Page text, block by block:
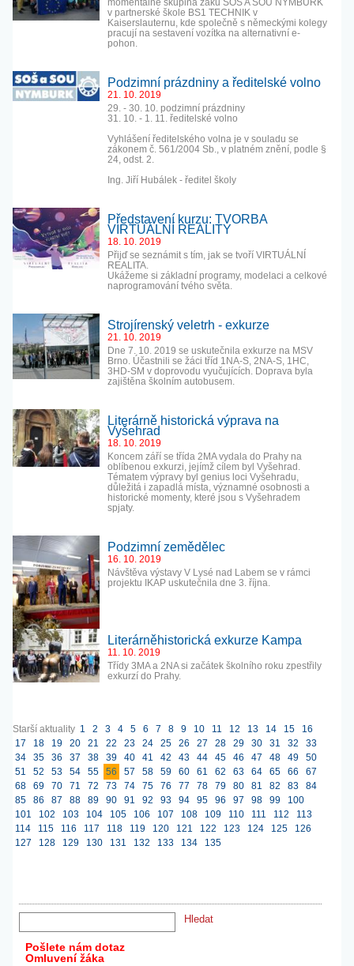
momentálně skupina žáků SOŠ A SOU NYMBURK
v partnerské škole BS1 TECHNIK v
Kaiserslauternu, kde společně s německými kolegy
pracují na sestavení vozítka na alternativní e-
pohon.
Podzimní prázdniny a ředitelské volno
21. 10. 2019
29. - 30. 10. podzimní prázdniny
31. 10. - 1. 11. ředitelské volno
Vyhlášení ředitelského volna je v souladu se
zákonem č. 561/2004 Sb., v platném znění, podle §
24, odst. 2.
Ing. Jiří Hubálek - ředitel školy
Představení kurzu: TVORBA
VIRTUÁLNÍ REALITY
18. 10. 2019
Přijď se seznámit s tím, jak se tvoří VIRTUÁLNÍ
REALITA.
Ukážeme si základní programy, modelaci a celkové
naprogramování tvého světa.
Strojírenský veletrh - exkurze
21. 10. 2019
Dne 7. 10. 2019 se uskutečnila exkurze na MSV
Brno. Účastnili se žáci tříd 1NA-S, 2NA-S, 1HC,
3HD-SM v doprovodu vyučujících. Doprava byla
zajištěna školním autobusem.
Literárně historická výprava na
Vyšehrad
18. 10. 2019
Koncem září se třída 2MA vydala do Prahy na
oblíbenou exkurzi, jejímž cílem byl Vyšehrad.
Tématem výpravy byl genius loci Vyšehradu,
důležitá i zapadlá místa, významné osobnosti a
historické momenty, které jsou s Vyšehradem
spjaty.
Podzimní zemědělec
16. 10. 2019
Návštěva výstavy V Lysé nad Labem se v rámci
projektu IKAP uskutečnila dne 3. října.
Literárněhistorická exkurze Kampa
11. 10. 2019
Třídy 3MA a 2NA si začátek školního roku zpestřily
exkurzí do Prahy.
Starší aktuality 1 2 3 4 5 6 7 8 9 10 11 12 13 14 15
16
17
18 19 20 21 22 23 24 25 26 27 28 29 30 31 32
33
34
35 36 37 38 39 40 41 42 43 44 45 46 47 48 49
50
51
52 53 54 55 56 57 58 59 60 61 62 63 64 65 66
67
68
69 70 71 72 73 74 75 76 77 78 79 80 81 82 83
84
85
86 87 88 89 90 91 92 93 94 95 96 97 98 99
100
101
102 103 104 105 106 107 108 109 110 111 112
113
114
115 116 117 118 119 120 121 122 123 124 125
126
127
128 129 130 131 132 133 134 135
Pošlete nám dotaz
Omluvení žáka